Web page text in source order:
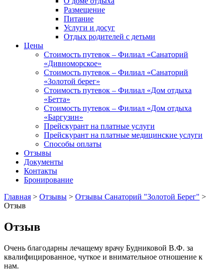
Размещение
Питание
Услуги и досуг
Отдых родителей с детьми
Цены
Стоимость путевок – Филиал «Санаторий
«Дивноморское»
Стоимость путевок – Филиал «Санаторий
«Золотой берег»
Стоимость путевок – Филиал «Дом отдыха
«Бетта»
Стоимость путевок – Филиал «Дом отдыха
«Баргузин»
Прейскурант на платные услуги
Прейскурант на платные медицинские услуги
Способы оплаты
Отзывы
Документы
Контакты
Бронирование
Главная > Отзывы > Отзывы Санаторий "Золотой Берег" >
Отзыв
Отзыв
Очень благодарны лечащему врачу Будниковой В.Ф. за
квалифицированное, чуткое и внимательное отношение к
нам.